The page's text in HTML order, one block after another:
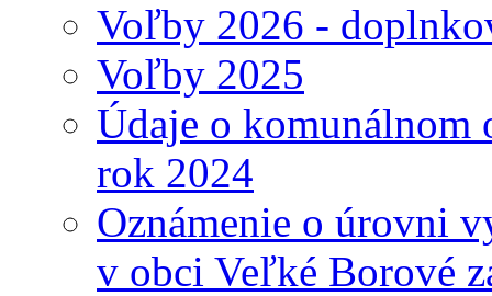
Voľby 2026 -
Voľby 2025
Údaje o komunálnom
rok 2024
Oznámenie o úrovni
v obci Veľké Borové